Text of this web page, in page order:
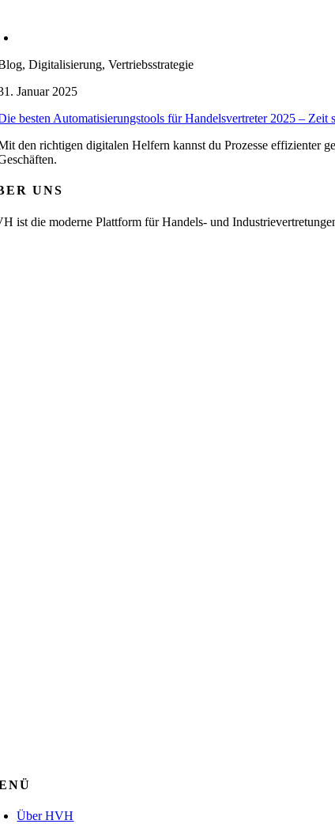
Digitalisierung, Vertriebsstrategie
Januar 2025
besten Automatisierungstools für Handelsvertreter 2025 – Zeit
den richtigen digitalen Helfern kannst du Prozesse effizienter
UNS
ist die moderne Plattform für Handels- und
Über HVH